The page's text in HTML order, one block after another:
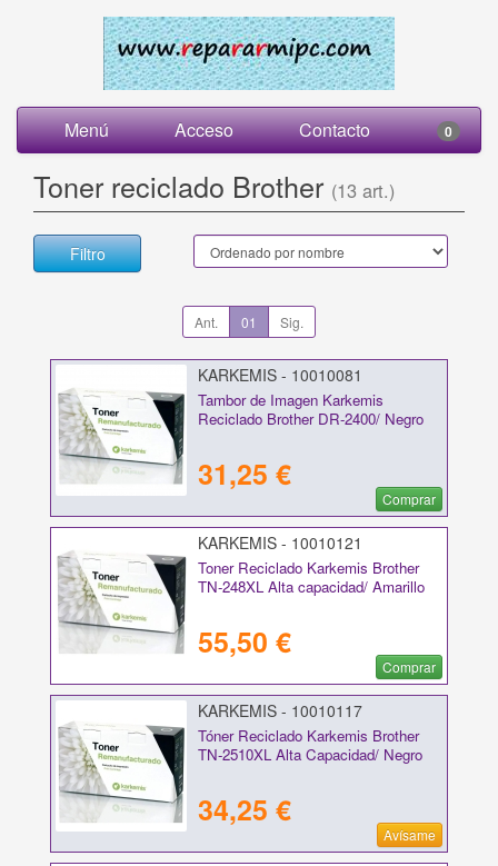
Menú Acceso Contacto 0
Toner reciclado Brother (13 art.)
Filtro
Ant. 01 Sig.
KARKEMIS - 10010081
Tambor de Imagen Karkemis
Reciclado Brother DR-2400/ Negro
31,25 €
Comprar
KARKEMIS - 10010121
Toner Reciclado Karkemis Brother
TN-248XL Alta capacidad/ Amarillo
55,50 €
Comprar
KARKEMIS - 10010117
Tóner Reciclado Karkemis Brother
TN-2510XL Alta Capacidad/ Negro
34,25 €
Avísame